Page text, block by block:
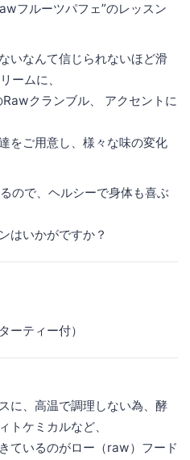
フルーツパフェ”のレッスン
いなんて信じられないほど滑
ームに、
クランブル、 アクセントに
をご用意し、様々な味の変化
ので、ヘルシーで身体も喜ぶ
はいかがですか？
ーティー付）
に、高温で調理しない為、酵
トケミカルなど、
ているのがロー（raw）フード